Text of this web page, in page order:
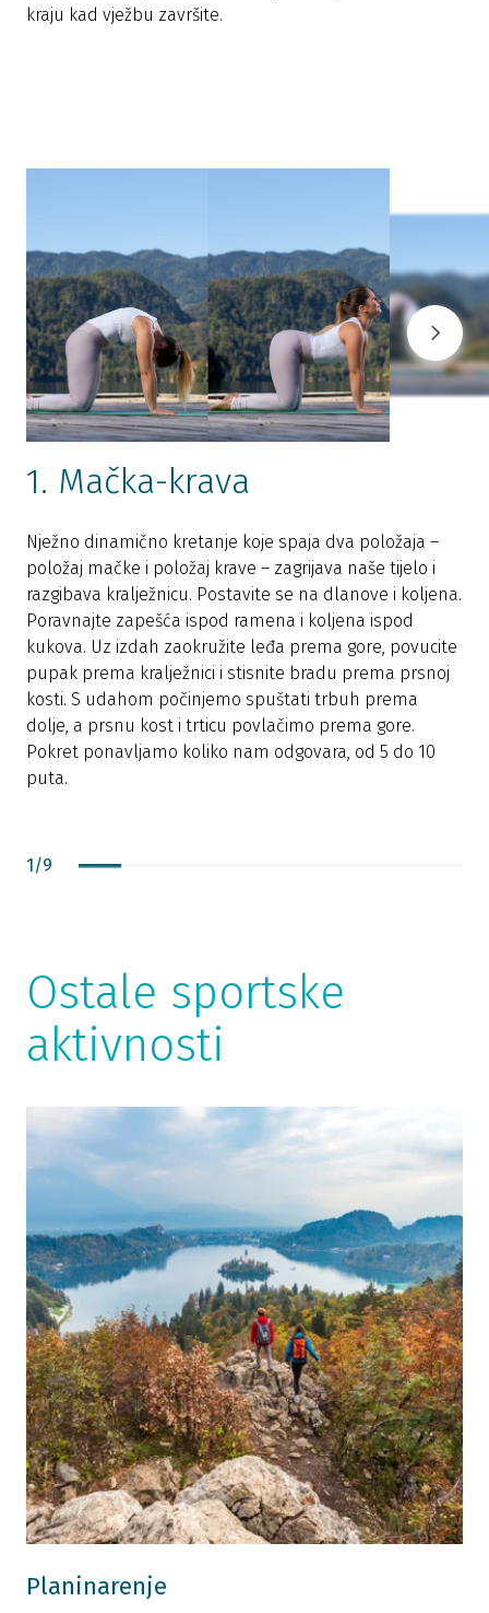
kraju kad vježbu završite.
1. Mačka-krava
Nježno dinamično kretanje koje spaja dva položaja –
položaj mačke i položaj krave – zagrijava naše tijelo i
razgibava kralježnicu. Postavite se na dlanove i koljena.
Poravnajte zapešća ispod ramena i koljena ispod
kukova. Uz izdah zaokružite leđa prema gore, povucite
pupak prema kralježnici i stisnite bradu prema prsnoj
kosti. S udahom počinjemo spuštati trbuh prema
dolje, a prsnu kost i trticu povlačimo prema gore.
Pokret ponavljamo koliko nam odgovara, od 5 do 10
puta.
1/9
Ostale sportske
aktivnosti
Planinarenje